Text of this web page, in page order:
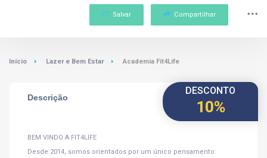
Salvar Compartilhar
Início Lazer e Bem Estar Academia Fit4Life
DESCONTO
10%
Descrição
BEM VINDO A FIT4LIFE
Desde 2014, somos orientados por um único pensamento: